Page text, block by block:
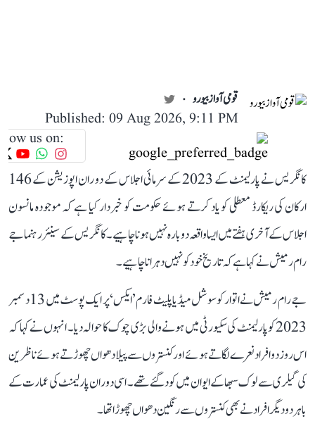
قومی آواز بیورو
Published: 09 Aug 2026, 9:11 PM
us on:
کانگریس نے پارلیمنٹ کے 2023 کے سرمائی اجلاس کے دوران اپوزیشن کے 146
ارکان کی ریکارڈ معطلی کو یاد کرتے ہوئے حکومت کو خبردار کیا ہے کہ موجودہ مانسون
اجلاس کے آخری ہفتے میں ایسا واقعہ دوبارہ نہیں ہونا چاہیے۔ کانگریس کے سینئر رہنما جے
رام رمیش نے کہا ہے کہ تاریخ خود کو نہیں دہرانا چاہیے۔
جے رام رمیش نے اتوار کو سوشل میڈیا پلیٹ فارم ’ایکس‘ پر ایک پوسٹ میں 13 دسمبر
2023 کو پارلیمنٹ کی سکیورٹی میں ہونے والی بڑی چوک کا حوالہ دیا۔ انہوں نے کہا کہ
اس روز دو افراد نعرے لگاتے ہوئے اور کنستروں سے پیلا دھواں چھوڑتے ہوئے ناظرین
کی گیلری سے لوک سبھا کے ایوان میں کود گئے تھے۔ اسی دوران پارلیمنٹ کی عمارت کے
باہر دو دیگر افراد نے بھی کنستروں سے رنگین دھواں چھوڑا تھا۔